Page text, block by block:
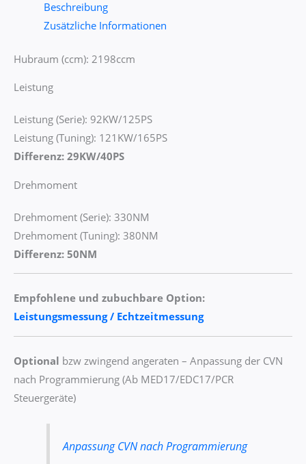
Beschreibung
Zusätzliche Informationen
Hubraum (ccm): 2198ccm
Leistung
Leistung (Serie): 92KW/125PS
Leistung (Tuning): 121KW/165PS
Differenz: 29KW/40PS
Drehmoment
Drehmoment (Serie): 330NM
Drehmoment (Tuning): 380NM
Differenz: 50NM
Empfohlene und zubuchbare Option:
Leistungsmessung / Echtzeitmessung
Optional bzw zwingend angeraten – Anpassung der CVN
nach Programmierung (Ab MED17/EDC17/PCR
Steuergeräte)
Anpassung CVN nach Programmierung